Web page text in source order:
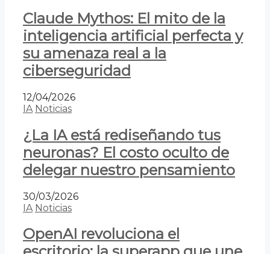
Claude Mythos: El mito de la
inteligencia artificial perfecta y
su amenaza real a la
ciberseguridad
12/04/2026
IA Noticias
¿La IA está rediseñando tus
neuronas? El costo oculto de
delegar nuestro pensamiento
30/03/2026
IA Noticias
OpenAI revoluciona el